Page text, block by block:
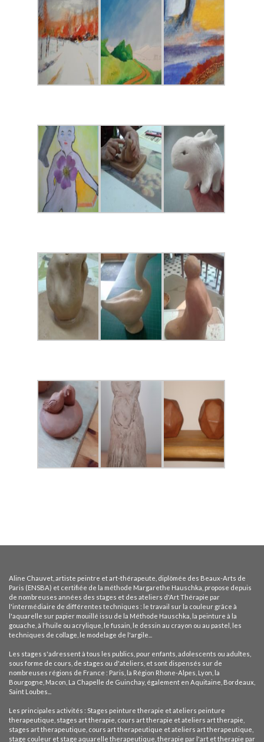
Aline Chauvet, artiste peintre et art-thérapeute, diplômée des Beaux-Arts de
Paris (ENSBA) et certifiée de la méthode Margarethe Hauschka, propose depuis
de nombreuses années des stages et des ateliers d'Art Thérapie par
l'intermédiaire de différentes techniques : le travail sur la couleur grâce à
l'aquarelle sur papier mouillé issu de la Méthode Hauschka, la peinture à la
gouache, à l'huile ou acrylique, le fusain, le dessin au crayon ou au pastel, les
techniques de collage, le modelage de l'argile...
Les stages s'adressent à tous les publics, pour enfants, adolescents ou adultes,
sous forme de cours, de stages ou d'ateliers, et sont dispensés sur de
nombreuses régions de France : Paris, la Région Rhone-Alpes, Lyon, la
Bourgogne, Macon, La Chapelle de Guinchay, également en Aquitaine, Bordeaux,
Saint Loubes...
Les principales activités : Stages peinture therapie et ateliers peinture
therapeutique, stages art therapie, cours art therapie et ateliers art therapie,
stages art therapeutique, cours art therapeutique et ateliers art therapeutique,
stage couleur et stage aquarelle therapeutique, therapie par l'art et therapie par